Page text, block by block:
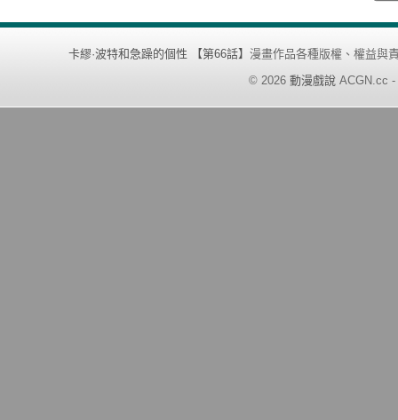
卡繆·波特和急躁的個性 【第66話】漫畫作品各種版權、權益與
© 2026 動漫戲說 ACGN.cc